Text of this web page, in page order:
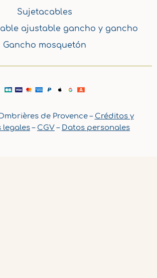
Sujetacables
ajustable gancho y gancho
Gancho mosquetón
de Provence – Créditos y
legales– CGV– Datos personales